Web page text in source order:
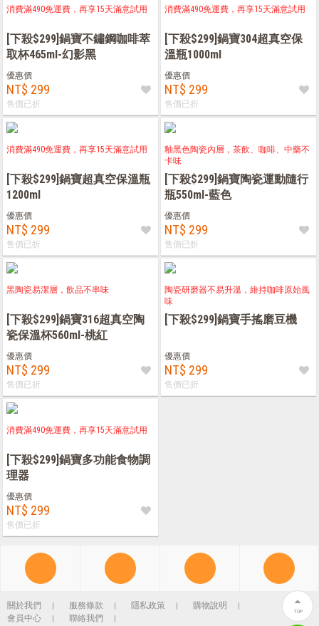
消費滿490免運費，再享15天滿意試用
[下殺$299]鍋寶不鏽鋼咖啡萃
取杯465ml-幻影黑
優惠價
NT$ 299
售價已折
消費滿490免運費，再享15天滿意試用
[下殺$299]鍋寶304超真空保
溫瓶1000ml
優惠價
NT$ 299
售價已折
消費滿490免運費，再享15天滿意試用
[下殺$299]鍋寶超真空保溫瓶
1200ml
優惠價
NT$ 299
售價已折
釉黑色陶瓷內層，茶飲、咖啡、中藥不
卡味
[下殺$299]鍋寶陶瓷運動隨行
瓶550ml-藍色
優惠價
NT$ 299
售價已折
黑陶瓷易潔層，飲品不串味
[下殺$299]鍋寶316超真空陶
瓷保溫杯560ml-桃紅
優惠價
NT$ 299
售價已折
陶瓷研磨器不易升溫，維持咖啡原始風
味
[下殺$299]鍋寶手搖磨豆機
優惠價
NT$ 299
售價已折
消費滿490免運費，再享15天滿意試用
[下殺$299]鍋寶多功能食物調
理器
優惠價
NT$ 299
售價已折
關於我們 服務條款 隱私政策
購物說明
會員中心
聯絡我們
TOP